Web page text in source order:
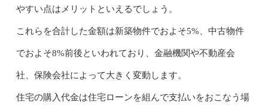
やすい点はメリットといえるでしょう。
これらを合計した金額は新築物件でおよそ5%、中古物件
でおよそ8%前後といわれており、金融機関や不動産会
社、保険会社によって大きく変動します。
住宅の購入代金は住宅ローンを組んで支払いをおこなう場